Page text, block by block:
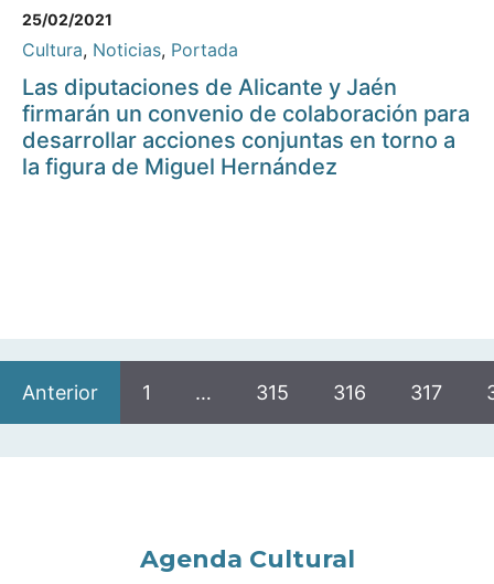
25/02/2021
Cultura, Noticias, Portada
Las diputaciones de Alicante y Jaén
firmarán un convenio de colaboración para
desarrollar acciones conjuntas en torno a
la figura de Miguel Hernández
Anterior 1 … 315 316 317
Agenda Cultural